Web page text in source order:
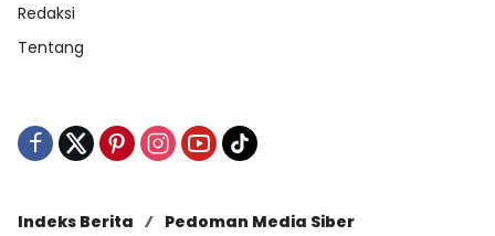
Redaksi
Tentang
Indeks Berita
Pedoman Media Siber